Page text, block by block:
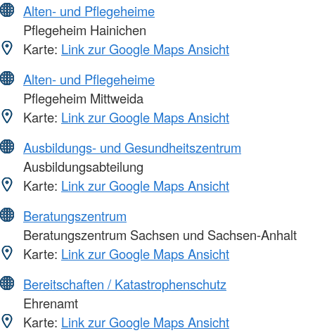
Alten- und Pflegeheime
Pflegeheim Hainichen
Karte: Link zur Google Maps Ansicht
Alten- und Pflegeheime
Pflegeheim Mittweida
Karte: Link zur Google Maps Ansicht
Ausbildungs- und Gesundheitszentrum
Ausbildungsabteilung
Karte: Link zur Google Maps Ansicht
Beratungszentrum
Beratungszentrum Sachsen und Sachsen-Anhalt
Karte: Link zur Google Maps Ansicht
Bereitschaften / Katastrophenschutz
Ehrenamt
Karte: Link zur Google Maps Ansicht